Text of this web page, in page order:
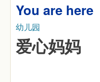
You are here
幼儿园
爱心妈妈